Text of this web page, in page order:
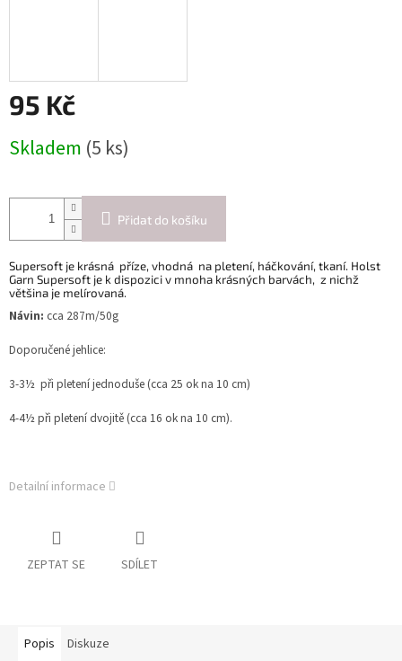
95 Kč
cena:
Skladem (5 ks)
Přidat do košíku
Supersoft je krásná příze, vhodná na pletení, háčkování, tkaní. Holst
Garn Supersoft je k dispozici v mnoha krásných barvách, z nichž
většina je melírovaná.
Návin: cca 287m/50g
Doporučené jehlice:
3-3½ při pletení jednoduše (cca 25 ok na 10 cm)
4-4½ při pletení dvojitě (cca 16 ok na 10 cm).
Detailní informace
ZEPTAT SE SDÍLET
Popis Diskuze